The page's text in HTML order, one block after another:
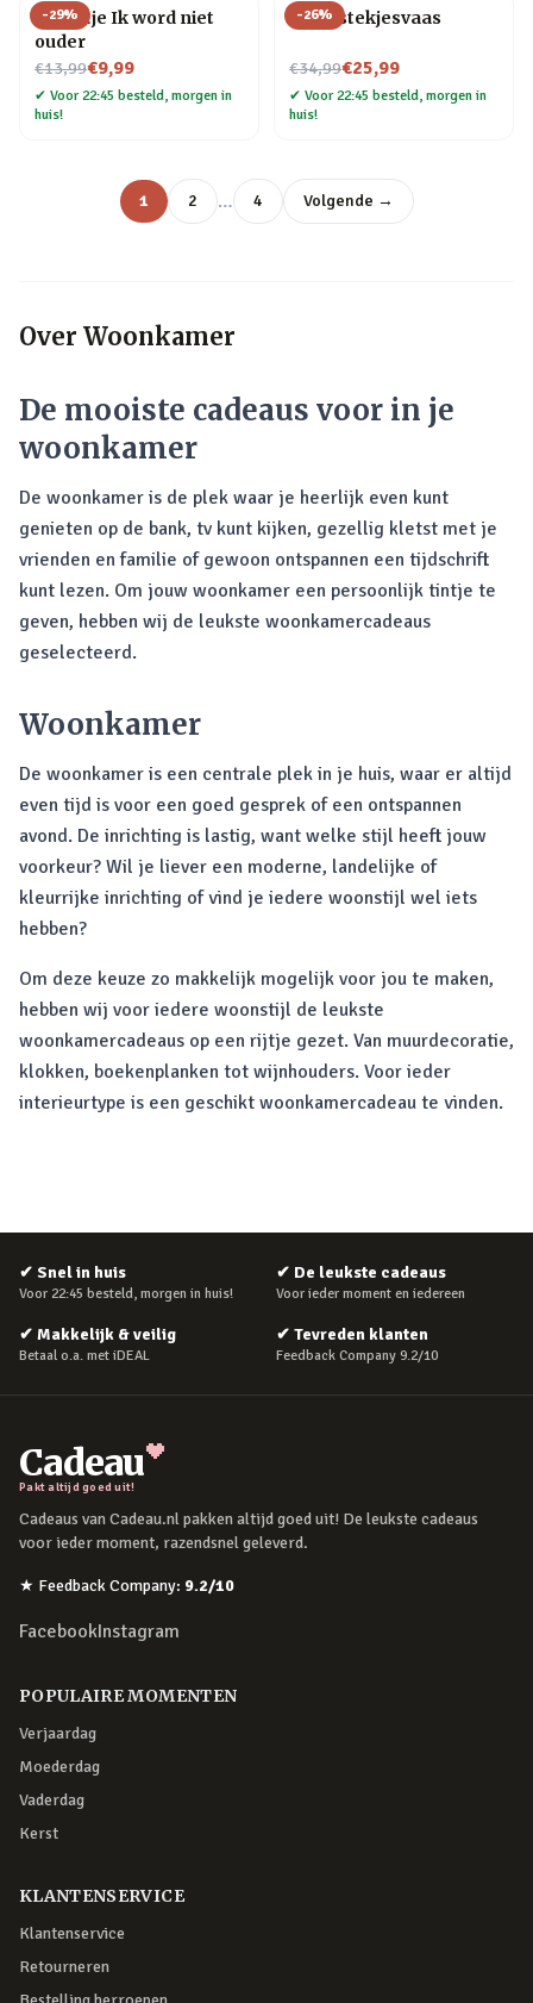
-29%
Tegeltje Ik word niet
ouder
€13,99
Nu voor€9,99
✔ Voor 22:45 besteld, morgen in
huis!
-26%
Flora stekjesvaas
€34,99
Nu voor€25,99
✔ Voor 22:45 besteld, morgen in
huis!
1 2 … 4 Volgende →
Over Woonkamer
De mooiste cadeaus voor in je
woonkamer
De woonkamer is de plek waar je heerlijk even kunt
genieten op de bank, tv kunt kijken, gezellig kletst met je
vrienden en familie of gewoon ontspannen een tijdschrift
kunt lezen. Om jouw woonkamer een persoonlijk tintje te
geven, hebben wij de leukste woonkamercadeaus
geselecteerd.
Woonkamer
De woonkamer is een centrale plek in je huis, waar er altijd
even tijd is voor een goed gesprek of een ontspannen
avond. De inrichting is lastig, want welke stijl heeft jouw
voorkeur? Wil je liever een moderne, landelijke of
kleurrijke inrichting of vind je iedere woonstijl wel iets
hebben?
Om deze keuze zo makkelijk mogelijk voor jou te maken,
hebben wij voor iedere woonstijl de leukste
woonkamercadeaus op een rijtje gezet. Van muurdecoratie,
klokken, boekenplanken tot wijnhouders. Voor ieder
interieurtype is een geschikt woonkamercadeau te vinden.
✔ Snel in huis
Voor 22:45 besteld, morgen in huis!
✔ De leukste cadeaus
Voor ieder moment en iedereen
✔ Makkelijk & veilig
Betaal o.a. met iDEAL
✔ Tevreden klanten
Feedback Company 9.2/10
Cadeau
Pakt altijd goed uit!
Cadeaus van Cadeau.nl pakken altijd goed uit! De leukste cadeaus
voor ieder moment, razendsnel geleverd.
★ Feedback Company: 9.2/10
FacebookInstagram
POPULAIRE MOMENTEN
Verjaardag
Moederdag
Vaderdag
Kerst
KLANTENSERVICE
Klantenservice
Retourneren